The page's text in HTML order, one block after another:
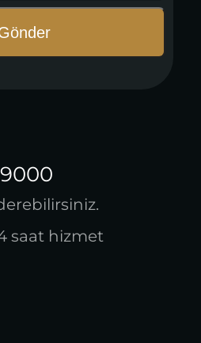
saat hizmet